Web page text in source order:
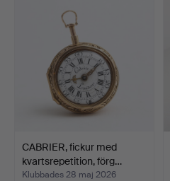
CABRIER, fickur med
kvartsrepetition, förg…
Klubbades 28 maj 2026